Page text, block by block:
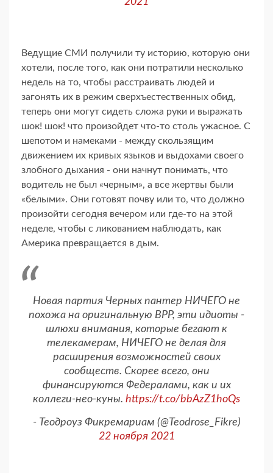
Ведущие СМИ получили ту историю, которую они
хотели, после того, как они потратили несколько
недель на то, чтобы расстраивать людей и
загонять их в режим сверхъестественных обид,
теперь они могут сидеть сложа руки и выражать
шок! шок! что произойдет что-то столь ужасное. С
шепотом и намеками - между скользящим
движением их кривых языков и выдохами своего
злобного дыхания - они начнут понимать, что
водитель не был «черным», а все жертвы были
«белыми». Они готовят почву или то, что должно
произойти сегодня вечером или где-то на этой
неделе, чтобы с ликованием наблюдать, как
Америка превращается в дым.
Новая партия Черных пантер НИЧЕГО не
похожа на оригинальную BPP, эти идиоты -
шлюхи внимания, которые бегают к
телекамерам, НИЧЕГО не делая для
расширения возможностей своих
сообществ. Скорее всего, они
финансируются Федералами, как и их
коллеги-нео-куны. https://t.co/bbAzZ1hoQs
- Теодроуз Фикремариам (@Teodrose_Fikre)
22 ноября 2021